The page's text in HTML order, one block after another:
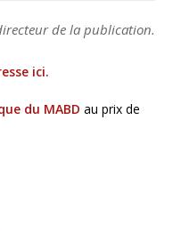
de la publication.
ici.
du MABD au prix de